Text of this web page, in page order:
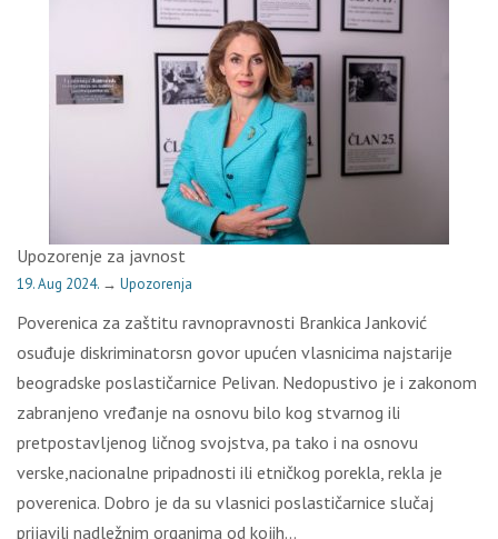
Upozorenje za javnost
19. Aug 2024. → Upozorenja
Poverenica za zaštitu ravnopravnosti Brankica Janković
osuđuje diskriminatorsn govor upućen vlasnicima najstarije
beogradske poslastičarnice Pelivan. Nedopustivo je i zakonom
zabranjeno vređanje na osnovu bilo kog stvarnog ili
pretpostavljenog ličnog svojstva, pa tako i na osnovu
verske,nacionalne pripadnosti ili etničkog porekla, rekla je
poverenica. Dobro je da su vlasnici poslastičarnice slučaj
prijavili nadležnim organima od kojih…